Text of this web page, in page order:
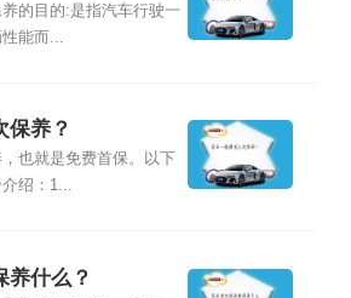
的目的:是指汽车行驶一
能而...
保养？
也就是免费首保。以下
绍：1...
养什么？